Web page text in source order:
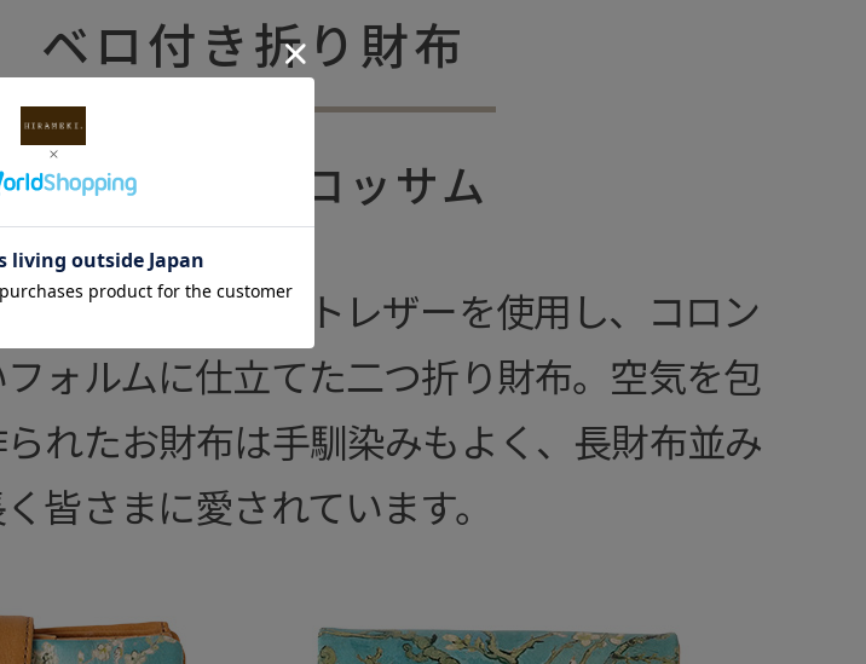
ベロ付き折り財布
アーモンドブロッサム
枚革で続くアートレザーを使用し、コロン
ォルムに仕立てた二つ折り財布。空気を包
れたお財布は手馴染みもよく、長財布並み
皆さまに愛されています。